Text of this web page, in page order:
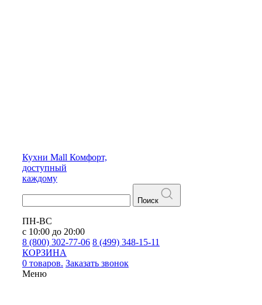
Кухни Mall Комфорт,
доступный
каждому
Поиск
ПН-ВС
с 10:00 до 20:00
8 (800) 302-77-06 8 (499) 348-15-11
КОРЗИНА
0 товаров. Заказать звонок
Меню